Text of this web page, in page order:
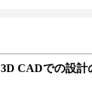
3D CADでの設計